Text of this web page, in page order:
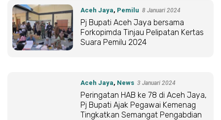
Aceh Jaya, Pemilu 8 Januari 2024
Pj Bupati Aceh Jaya bersama
Forkopimda Tinjau Pelipatan Kertas
Suara Pemilu 2024
Aceh Jaya, News 3 Januari 2024
Peringatan HAB ke 78 di Aceh Jaya,
Pj Bupati Ajak Pegawai Kemenag
Tingkatkan Semangat Pengabdian